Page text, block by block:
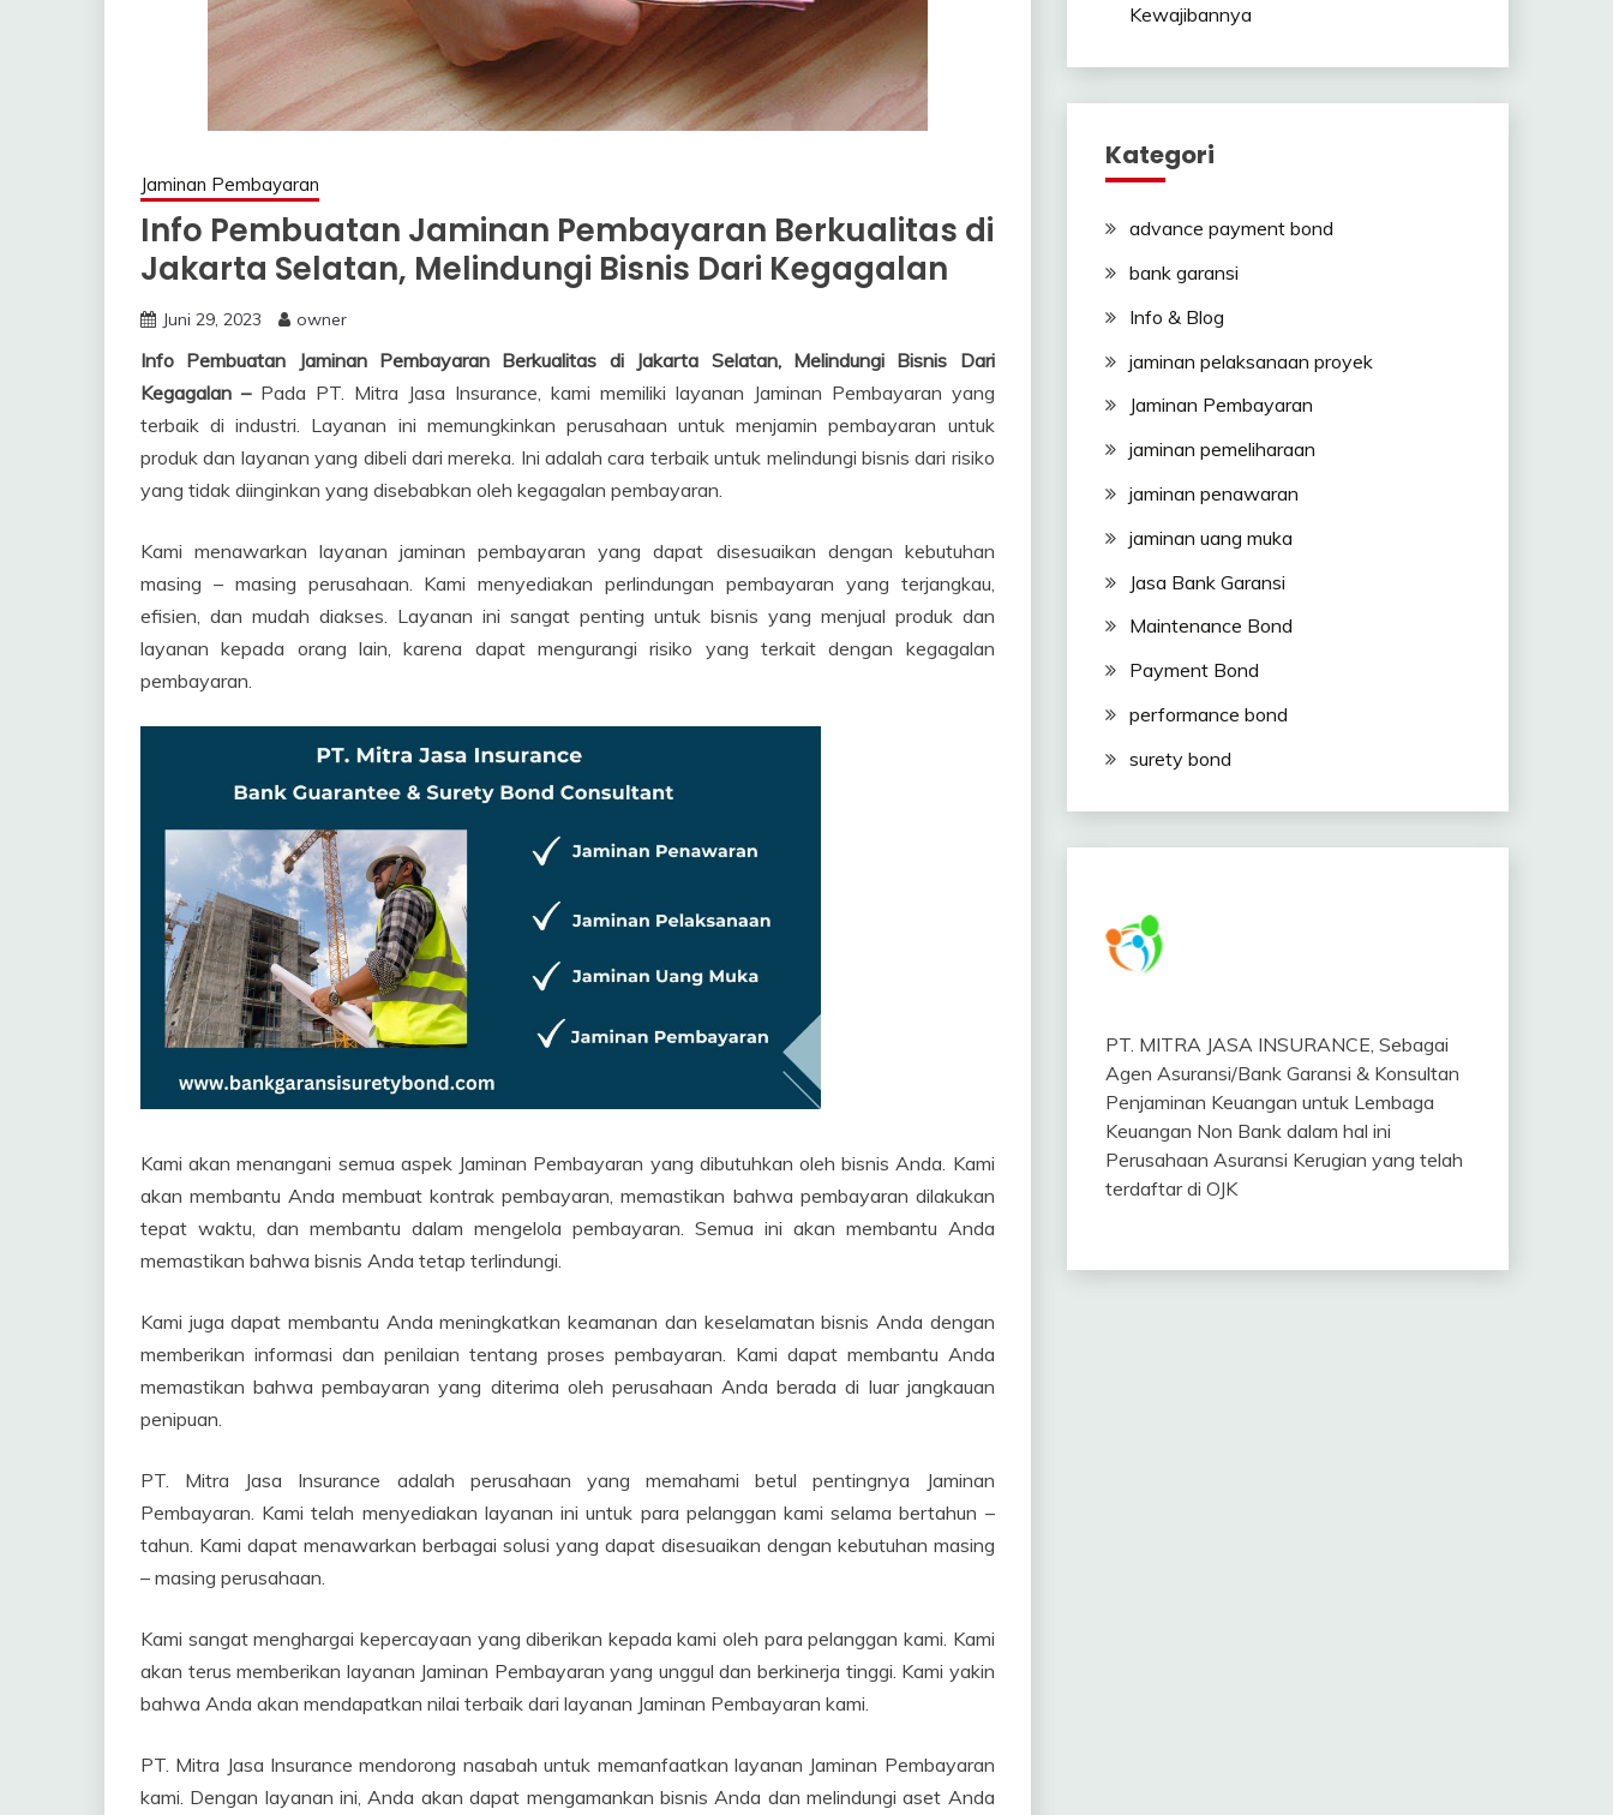
Jaminan Pembayaran
Info Pembuatan Jaminan Pembayaran Berkualitas di
Jakarta Selatan, Melindungi Bisnis Dari Kegagalan
Juni 29, 2023 owner
Info Pembuatan Jaminan Pembayaran Berkualitas di Jakarta Selatan, Melindungi Bisnis Dari
Kegagalan –Pada PT. Mitra Jasa Insurance, kami memiliki layanan Jaminan Pembayaran yang
terbaik di industri. Layanan ini memungkinkan perusahaan untuk menjamin pembayaran untuk
produk dan layanan yang dibeli dari mereka. Ini adalah cara terbaik untuk melindungi bisnis dari risiko
yang tidak diinginkan yang disebabkan oleh kegagalan pembayaran.
Kami menawarkan layanan jaminan pembayaran yang dapat disesuaikan dengan kebutuhan
masing – masing perusahaan. Kami menyediakan perlindungan pembayaran yang terjangkau,
efisien, dan mudah diakses. Layanan ini sangat penting untuk bisnis yang menjual produk dan
layanan kepada orang lain, karena dapat mengurangi risiko yang terkait dengan kegagalan
pembayaran.
Kami akan menangani semua aspek Jaminan Pembayaran yang dibutuhkan oleh bisnis Anda. Kami
akan membantu Anda membuat kontrak pembayaran, memastikan bahwa pembayaran dilakukan
tepat waktu, dan membantu dalam mengelola pembayaran. Semua ini akan membantu Anda
memastikan bahwa bisnis Anda tetap terlindungi.
Kami juga dapat membantu Anda meningkatkan keamanan dan keselamatan bisnis Anda dengan
memberikan informasi dan penilaian tentang proses pembayaran. Kami dapat membantu Anda
memastikan bahwa pembayaran yang diterima oleh perusahaan Anda berada di luar jangkauan
penipuan.
PT. Mitra Jasa Insurance adalah perusahaan yang memahami betul pentingnya Jaminan
Pembayaran. Kami telah menyediakan layanan ini untuk para pelanggan kami selama bertahun –
tahun. Kami dapat menawarkan berbagai solusi yang dapat disesuaikan dengan kebutuhan masing
– masing perusahaan.
Kami sangat menghargai kepercayaan yang diberikan kepada kami oleh para pelanggan kami. Kami
akan terus memberikan layanan Jaminan Pembayaran yang unggul dan berkinerja tinggi. Kami yakin
bahwa Anda akan mendapatkan nilai terbaik dari layanan Jaminan Pembayaran kami.
PT. Mitra Jasa Insurance mendorong nasabah untuk memanfaatkan layanan Jaminan Pembayaran
kami. Dengan layanan ini, Anda akan dapat mengamankan bisnis Anda dan melindungi aset Anda
Kewajibannya
Kategori
advance payment bond
bank garansi
Info & Blog
jaminan pelaksanaan proyek
Jaminan Pembayaran
jaminan pemeliharaan
jaminan penawaran
jaminan uang muka
Jasa Bank Garansi
Maintenance Bond
Payment Bond
performance bond
surety bond
PT. MITRA JASA INSURANCE, Sebagai
Agen Asuransi/Bank Garansi & Konsultan
Penjaminan Keuangan untuk Lembaga
Keuangan Non Bank dalam hal ini
Perusahaan Asuransi Kerugian yang telah
terdaftar di OJK